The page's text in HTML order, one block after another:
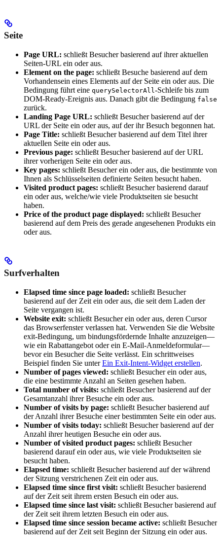
Seite
Page URL: schließt Besucher basierend auf ihrer aktuellen
Seiten-URL ein oder aus.
Element on the page: schließt Besuche basierend auf dem
Vorhandensein eines Elements auf der Seite ein oder aus. Die
Bedingung führt eine querySelectorAll -Schleife bis zum
DOM-Ready-Ereignis aus. Danach gibt die Bedingung false
zurück.
Landing Page URL: schließt Besucher basierend auf der
URL der Seite ein oder aus, auf der ihr Besuch begonnen hat.
Page Title: schließt Besucher basierend auf dem Titel ihrer
aktuellen Seite ein oder aus.
Previous page: schließt Besucher basierend auf der URL
ihrer vorherigen Seite ein oder aus.
Key pages: schließt Besucher ein oder aus, die bestimmte von
Ihnen als Schlüsselseiten definierte Seiten besucht haben.
Visited product pages: schließt Besucher basierend darauf
ein oder aus, welche/wie viele Produktseiten sie besucht
haben.
Price of the product page displayed: schließt Besucher
basierend auf dem Preis des gerade angesehenen Produkts ein
oder aus.
Surfverhalten
Elapsed time since page loaded: schließt Besucher
basierend auf der Zeit ein oder aus, die seit dem Laden der
Seite vergangen ist.
Website exit: schließt Besucher ein oder aus, deren Cursor
das Browserfenster verlassen hat. Verwenden Sie die Website
exit-Bedingung, um bindungsfördernde Inhalte anzuzeigen—
wie ein Rabattangebot oder ein E-Mail-Anmeldeformular—
bevor ein Besucher die Seite verlässt. Ein schrittweises
Beispiel finden Sie unterEin Exit-Intent-Widget erstellen.
Number of pages viewed: schließt Besucher ein oder aus,
die eine bestimmte Anzahl an Seiten gesehen haben.
Total number of visits: schließt Besucher basierend auf der
Gesamtanzahl ihrer Besuche ein oder aus.
Number of visits by page: schließt Besucher basierend auf
der Anzahl ihrer Besuche einer bestimmten Seite ein oder aus.
Number of visits today: schließt Besucher basierend auf der
Anzahl ihrer heutigen Besuche ein oder aus.
Number of visited product pages: schließt Besucher
basierend darauf ein oder aus, wie viele Produktseiten sie
besucht haben.
Elapsed time: schließt Besucher basierend auf der während
der Sitzung verstrichenen Zeit ein oder aus.
Elapsed time since first visit: schließt Besucher basierend
auf der Zeit seit ihrem ersten Besuch ein oder aus.
Elapsed time since last visit: schließt Besucher basierend auf
der Zeit seit ihrem letzten Besuch ein oder aus.
Elapsed time since session became active: schließt Besucher
basierend auf der Zeit seit Beginn der Sitzung ein oder aus.